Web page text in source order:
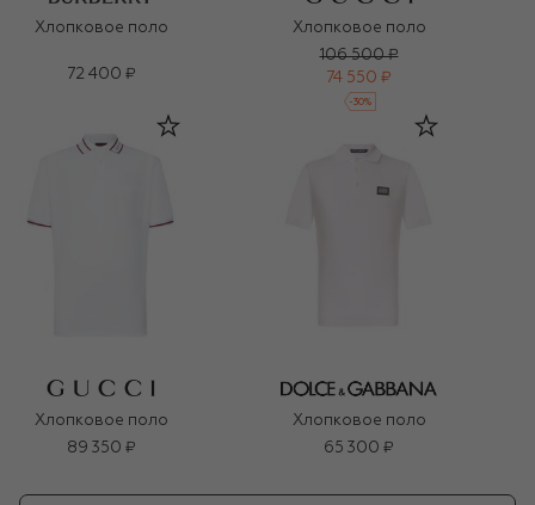
Хлопковое поло
72 400 ₽
Хлопковое поло
106 500 ₽
74 550 ₽
-30%
Хлопковое поло
89 350 ₽
Хлопковое поло
65 300 ₽